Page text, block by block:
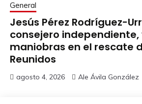
General
Jesús Pérez Rodríguez-
consejero
maniobras en el rescate
Reunidos
agosto 4, 2026 Ale Ávila González